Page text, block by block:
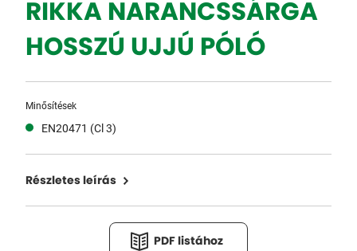
RIKKA NARANCSSÁRGA
HOSSZÚ UJJÚ PÓLÓ
Minősítések
EN20471 (Cl 3)
Részletes leírás
PDF listához